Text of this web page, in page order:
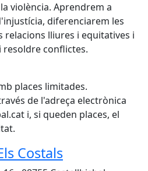
violència. Aprendrem a
diferenciarem les
relacions lliures i equitatives i
conflictes.
places limitades.
de l'adreça electrònica
i, si queden places, el
Costals